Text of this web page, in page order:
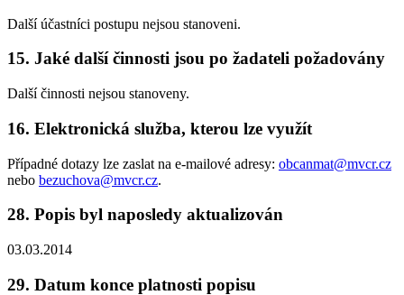
Další účastníci postupu nejsou stanoveni.
15. Jaké další činnosti jsou po žadateli požadovány
Další činnosti nejsou stanoveny.
16. Elektronická služba, kterou lze využít
Případné dotazy lze zaslat na e-mailové adresy: obcanmat@mvcr.cz
nebo bezuchova@mvcr.cz.
28. Popis byl naposledy aktualizován
03.03.2014
29. Datum konce platnosti popisu